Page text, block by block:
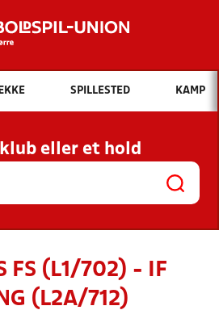
Hvad vil du søge efter?
INDHOLD OG NYHEDER
KLUBBER OG
HOLD
SPILLESTED KAMP
klub eller et hold
FS (L1/702) - IF
(L2A/712)